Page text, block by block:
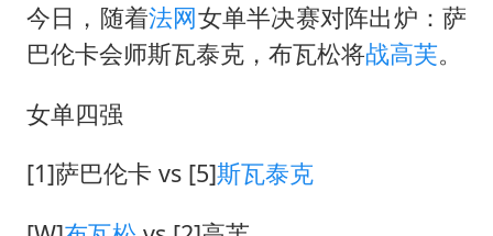
国足U17与阿森纳决赛取消 并列冠军
10余省份将出现强风雨 局地特大暴雨
《龙餐馆》 冲奖
今日，随着法网女单半决赛对阵出炉：萨
巴伦卡会师斯瓦泰克， 布瓦松将战高芙。
女单四强
[1]萨巴伦卡 vs [5]斯瓦泰克